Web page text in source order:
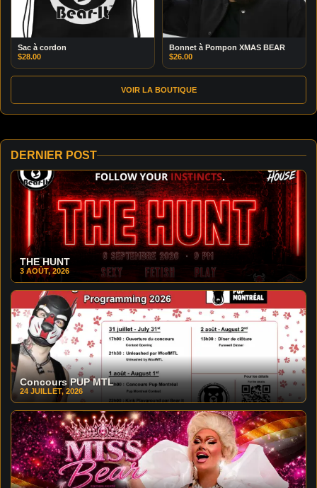
Sac à cordon
$28.00
Bonnet à Pompon XMAS BEAR
$26.00
VOIR LA BOUTIQUE
DERNIER POST
THE HUNT
3 AOÛT, 2026
Concours PUP MTL
24 JUILLET, 2026